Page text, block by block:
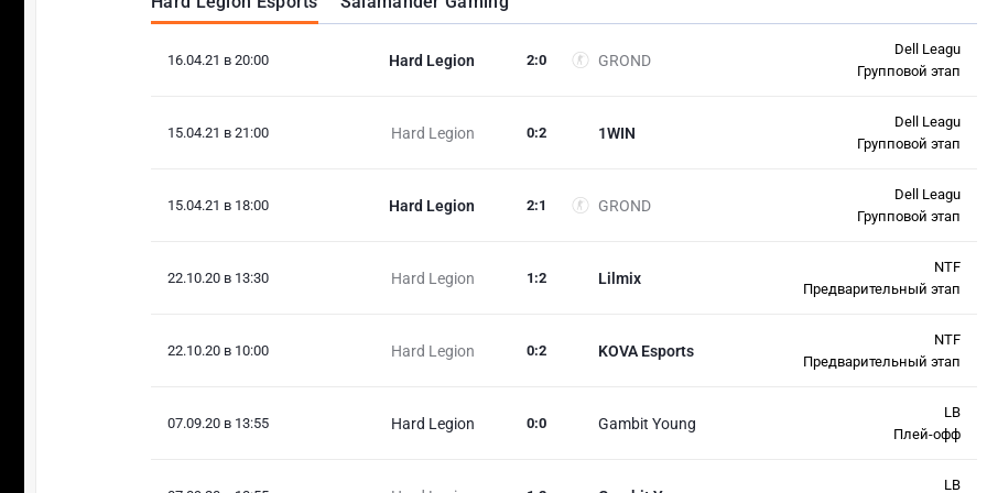
16.04.21 в 20:00 Hard Legion GROND
2:0
Dell Leagu
Групповой этап
15.04.21 в 21:00 Hard Legion 1WIN
0:2
Dell Leagu
Групповой этап
15.04.21 в 18:00 Hard Legion GROND
2:1
Dell Leagu
Групповой этап
22.10.20 в 13:30 Hard Legion Lilmix
1 :2
NTF
Предварительный этап
22.10.20 в 10:00 Hard Legion KOVA Esports
0:2
NTF
Предварительный этап
07.09.20 в 13:55 Hard Legion Gambit Young
0:0
LB
Плей-офф
LB